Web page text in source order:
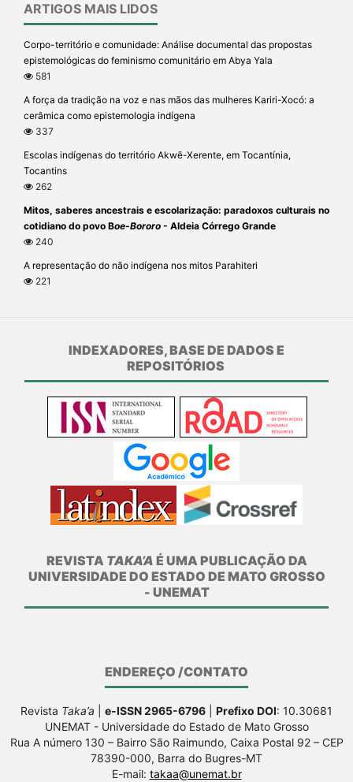
ARTIGOS MAIS LIDOS
Corpo-território e comunidade: Análise documental das propostas
epistemológicas do feminismo comunitário em Abya Yala
581
A força da tradição na voz e nas mãos das mulheres Kariri-Xocó: a
cerâmica como epistemologia indígena
337
Escolas indígenas do território Akwẽ-Xerente, em Tocantínia,
Tocantins
262
Mitos, saberes ancestrais e escolarização: paradoxos culturais no
cotidiano do povo Boe-Bororo - Aldeia Córrego Grande
240
A representação do não indígena nos mitos Parahiteri
221
INDEXADORES, BASE DE DADOS E
REPOSITÓRIOS
REVISTA TAKA’A É UMA PUBLICAÇÃO DA
UNIVERSIDADE DO ESTADO DE MATO GROSSO
- UNEMAT
ENDEREÇO /CONTATO
Revista Taka’a e-ISSN 2965-6796 Prefixo DOI: 10.30681
UNEMAT - Universidade do Estado de Mato Grosso
Rua A número 130 – Bairro São Raimundo, Caixa Postal 92 – CEP
78390-000, Barra do Bugres-MT
E-mail: takaa@unemat.br